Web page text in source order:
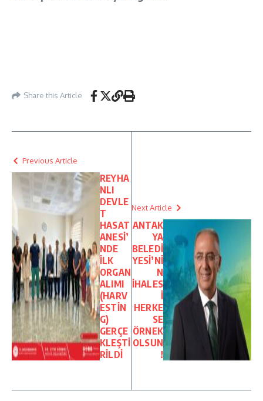
Share this Article
Previous Article
REYHA
NLI
DEVLE
T
HASAT
ANESİ’
NDE
İLK
ORGAN
ALIMI
(HARV
ESTİN
G)
GERÇE
KLEŞTİ
RİLDİ
Next Article
ANTAK
YA
BELEDİ
YESİ’Nİ
N
İHALES
İ
HERKE
SE
ÖRNEK
OLSUN
!